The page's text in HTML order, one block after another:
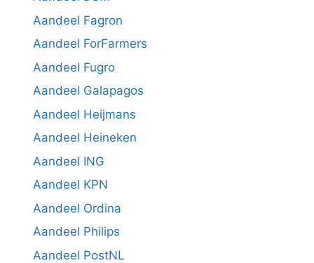
Aandeel Fagron
Aandeel ForFarmers
Aandeel Fugro
Aandeel Galapagos
Aandeel Heijmans
Aandeel Heineken
Aandeel ING
Aandeel KPN
Aandeel Ordina
Aandeel Philips
Aandeel PostNL